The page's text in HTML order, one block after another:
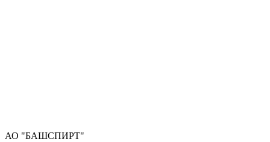
АО "БАШСПИРТ"